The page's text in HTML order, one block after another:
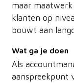
maar maatwerk
klanten op
bouwt aan
Wat ga je doen
Als
aanspreekpunt